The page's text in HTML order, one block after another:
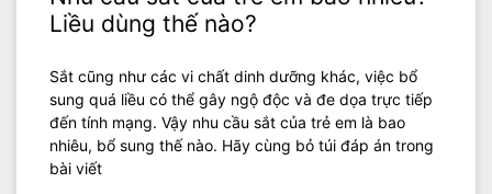
Liều dùng thế nào?
Sắt cũng như các vi chất dinh dưỡng khác, việc bổ
sung quá liều có thể gây ngộ độc và đe dọa trực tiếp
đến tính mạng. Vậy nhu cầu sắt của trẻ em là bao
nhiêu, bổ sung thế nào. Hãy cùng bỏ túi đáp án trong
bài viết